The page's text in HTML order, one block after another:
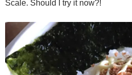
Scale. Should I try it now?!